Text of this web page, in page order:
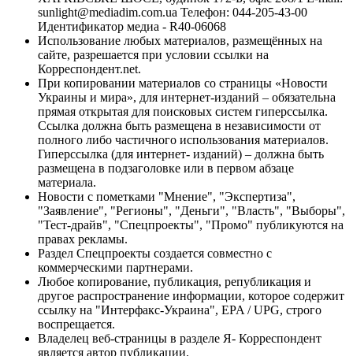
sunlight@mediadim.com.ua Телефон: 044-205-43-00
Идентификатор медиа - R40-06068
Использование любых материалов, размещённых на
сайте, разрешается при условии ссылки на
Корреспондент.net.
При копировании материалов со страницы «Новости
Украины и мира», для интернет-изданий – обязательна
прямая открытая для поисковых систем гиперссылка.
Ссылка должна быть размещена в независимости от
полного либо частичного использования материалов.
Гиперссылка (для интернет- изданий) – должна быть
размещена в подзаголовке или в первом абзаце
материала.
Новости с пометками "Мнение", "Экспертиза",
"Заявление", "Регионы", "Деньги", "Власть", "Выборы",
"Тест-драйв", "Спецпроекты", "Промо" публикуются на
правах рекламы.
Раздел Спецпроекты создается совместно с
коммерческими партнерами.
Любое копирование, публикация, републикация и
другое распространение информации, которое содержит
ссылку на "Интерфакс-Украина", EPA / UPG, строго
воспрещается.
Владелец веб-страницы в разделе Я- Корреспондент
является автор публикации.